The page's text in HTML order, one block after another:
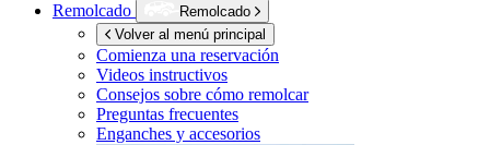
Remolcado
Remolcado
Volver al menú principal
Comienza una reservación
Videos instructivos
Consejos sobre cómo remolcar
Preguntas frecuentes
Enganches y accesorios